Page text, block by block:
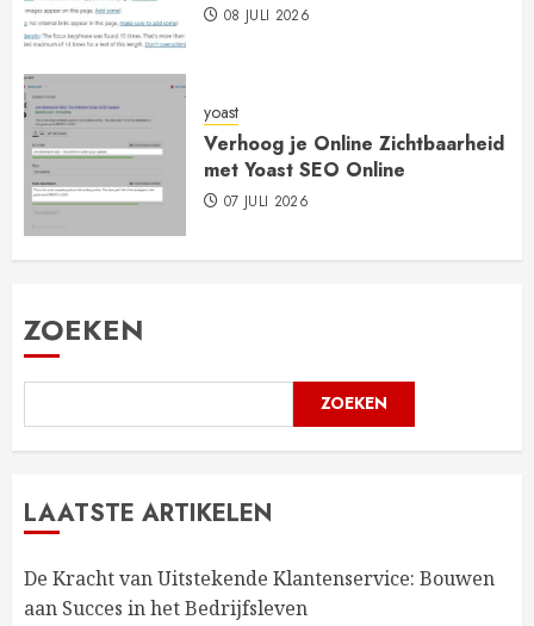
08 JULI 2026
yoast
Verhoog je Online Zichtbaarheid
met Yoast SEO Online
07 JULI 2026
ZOEKEN
ZOEKEN
LAATSTE ARTIKELEN
De Kracht van Uitstekende Klantenservice: Bouwen
aan Succes in het Bedrijfsleven